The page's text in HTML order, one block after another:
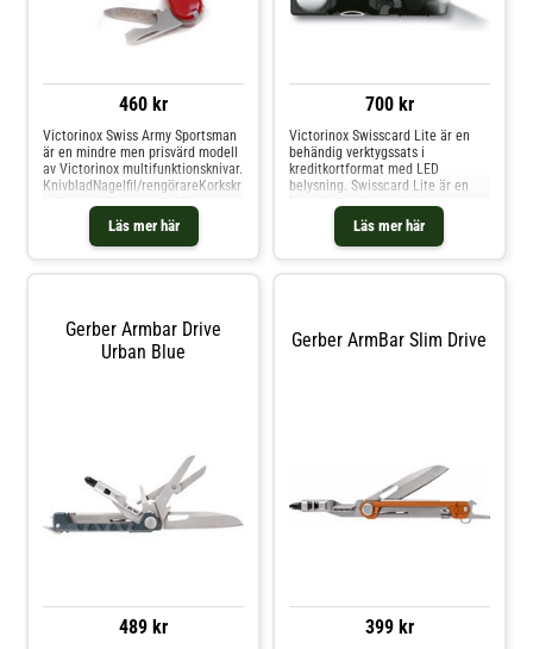
460 kr
Läs mer här
Victorinox Swiss Army Sportsman
är en mindre men prisvärd modell
av Victorinox multifunktionsknivar.
KnivbladNagelfil/rengörareKorkskr
skruvmejselKapsylöppnareKabelsk
alareSylPincettTandpetarLivstidsg
700 kr
Läs mer här
Victorinox Swisscard Lite är en
behändig verktygssats i
kreditkortformat med LED
belysning. Swisscard Lite är en
kreditkortsformat. Denna tunna
och behändiga verktygssats från
Victorinox har 13 funktioner som
ruvmejsel 3 mm och 5
mmStjärnskruvmejsel, Phillips 00-
Gerber Armbar Drive
Urban Blue
489 kr
Gerber ArmBar Slim Drive
399 kr